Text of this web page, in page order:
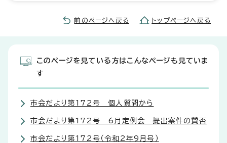
前のページへ戻る トップページへ戻る
このページを見ている方はこんなページも見ていま
す
市会だより第172号 個人質問から
市会だより第172号 6月定例会 提出案件の賛否
市会だより第172号（令和2年9月号）